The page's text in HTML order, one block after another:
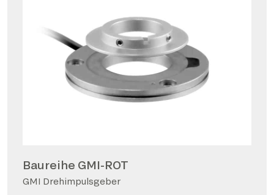
Baureihe GMI-ROT
GMI Drehimpulsgeber